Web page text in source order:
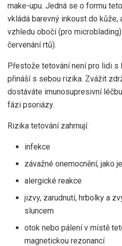
make-upu. Jedná se o formu
vkládá barevný inkoust do kůže,
vzhledu obočí (pro
červenání rtů).
Přestože tetování není pro lidi s
přináší s sebou rizika. Zvážit
dostáváte imunosupresivní
fázi psoriázy.
Rizika tetování zahrnují:
infekce
závažné onemocnění, jako
alergické reakce
jizvy, zarudnutí, hrbolky a
sluncem
otok nebo pálení v místě
magnetickou rezonancí